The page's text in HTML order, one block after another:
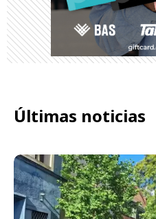
Últimas noticias